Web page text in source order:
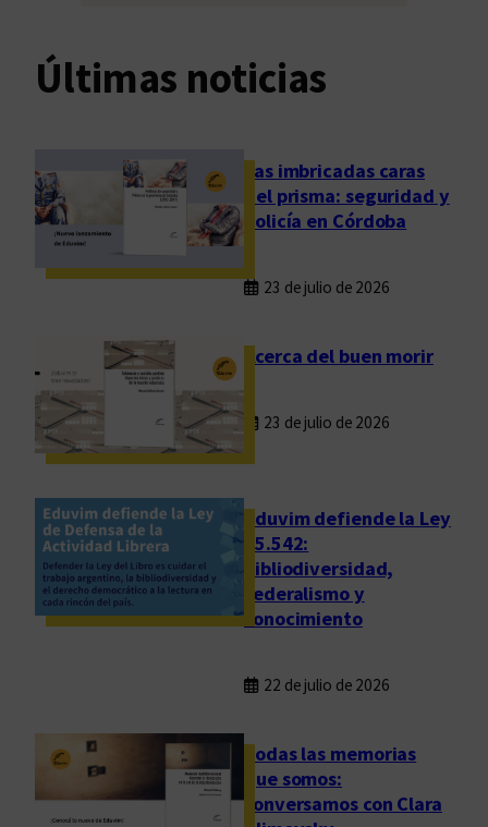
Últimas noticias
Las imbricadas caras
del prisma: seguridad y
policía en Córdoba
23 de julio de 2026
Acerca del buen morir
23 de julio de 2026
Eduvim defiende la Ley
25.542:
bibliodiversidad,
federalismo y
conocimiento
22 de julio de 2026
Todas las memorias
que somos:
conversamos con Clara